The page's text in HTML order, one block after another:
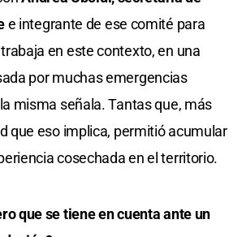
e integrante de ese comité para
en este contexto, en una
por muchas emergencias
misma señala. Tantas que, más
que eso implica, permitió acumular
cosechada en el territorio.
que se tiene en cuenta ante un